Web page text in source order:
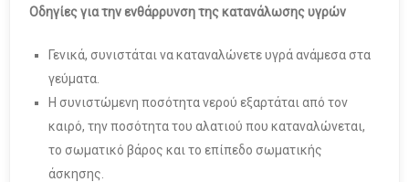
Οδηγίες για την ενθάρρυνση της κατανάλωσης υγρών
Γενικά, συνιστάται να καταναλώνετε υγρά ανάμεσα στα
γεύματα.
Η συνιστώμενη ποσότητα νερού εξαρτάται από τον
καιρό, την ποσότητα του αλατιού που καταναλώνεται,
το σωματικό βάρος και το επίπεδο σωματικής
άσκησης.